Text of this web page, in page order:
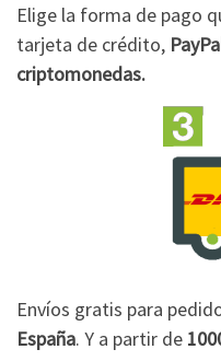
Elige la forma de pago
tarjeta de crédito,
criptomonedas.
Envíos gratis para
España. Y a partir de